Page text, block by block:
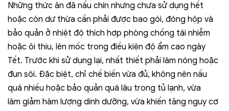
Những thức ăn đã nấu chín nhưng chưa sử dụng hết
hoặc còn dư thừa cần phải được bao gói, đóng hộp và
bảo quản ở nhiệt độ thích hợp phòng chống tái nhiễm
hoặc ôi thiu, lên mốc trong điều kiện độ ẩm cao ngày
Tết. Trước khi sử dụng lại, nhất thiết phải làm nóng hoặc
đun sôi. Đặc biệt, chỉ chế biến vừa đủ, không nên nấu
quá nhiều hoặc bảo quản quá lâu trong tủ lạnh, vừa
làm giảm hàm lượng dinh dưỡng, vừa khiến tăng nguy cơ